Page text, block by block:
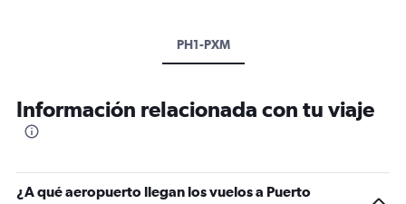
PH1-PXM
Información relacionada con tu viaje
¿A qué aeropuerto llegan los vuelos a Puerto